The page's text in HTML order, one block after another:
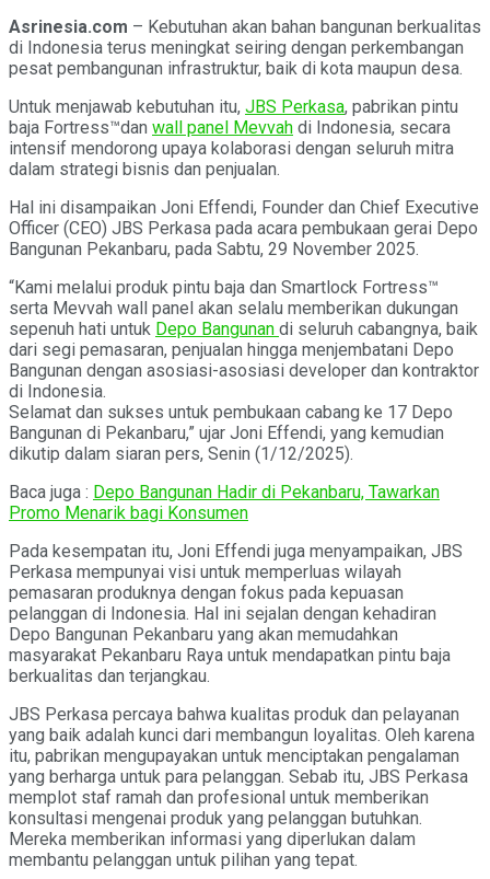
Asrinesia.com – Kebutuhan akan bahan bangunan berkualitas
di Indonesia terus meningkat seiring dengan perkembangan
pesat pembangunan infrastruktur, baik di kota maupun desa.
Untuk menjawab kebutuhan itu, JBS Perkasa, pabrikan pintu
baja Fortress™️dan wall panel Mevvah di Indonesia, secara
intensif mendorong upaya kolaborasi dengan seluruh mitra
dalam strategi bisnis dan penjualan.
Hal ini disampaikan Joni Effendi, Founder dan Chief Executive
Officer (CEO) JBS Perkasa pada acara pembukaan gerai Depo
Bangunan Pekanbaru, pada Sabtu, 29 November 2025.
“Kami melalui produk pintu baja dan Smartlock Fortress™️
serta Mevvah wall panel akan selalu memberikan dukungan
sepenuh hati untuk Depo Bangunan di seluruh cabangnya, baik
dari segi pemasaran, penjualan hingga menjembatani Depo
Bangunan dengan asosiasi-asosiasi developer dan kontraktor
di Indonesia.
Selamat dan sukses untuk pembukaan cabang ke 17 Depo
Bangunan di Pekanbaru,” ujar Joni Effendi, yang kemudian
dikutip dalam siaran pers, Senin (1/12/2025).
Baca juga : Depo Bangunan Hadir di Pekanbaru, Tawarkan
Promo Menarik bagi Konsumen
Pada kesempatan itu, Joni Effendi juga menyampaikan, JBS
Perkasa mempunyai visi untuk memperluas wilayah
pemasaran produknya dengan fokus pada kepuasan
pelanggan di Indonesia. Hal ini sejalan dengan kehadiran
Depo Bangunan Pekanbaru yang akan memudahkan
masyarakat Pekanbaru Raya untuk mendapatkan pintu baja
berkualitas dan terjangkau.
JBS Perkasa percaya bahwa kualitas produk dan pelayanan
yang baik adalah kunci dari membangun loyalitas. Oleh karena
itu, pabrikan mengupayakan untuk menciptakan pengalaman
yang berharga untuk para pelanggan. Sebab itu, JBS Perkasa
memplot staf ramah dan profesional untuk memberikan
konsultasi mengenai produk yang pelanggan butuhkan.
Mereka memberikan informasi yang diperlukan dalam
membantu pelanggan untuk pilihan yang tepat.